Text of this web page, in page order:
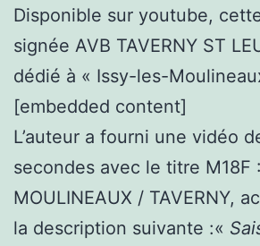
Disponible sur youtube,
signée AVB TAVERNY ST
dédié à « Issy-les-
[embedded content]
L’auteur a fourni une vidéo
secondes avec le titre M18F
MOULINEAUX / TAVERNY,
la description suivante :«